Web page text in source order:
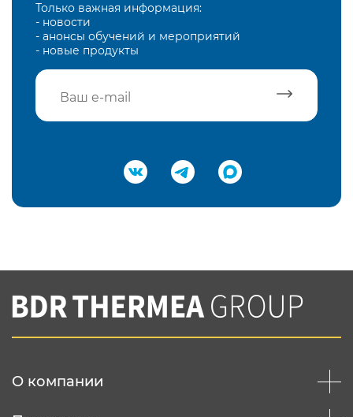
Только важная информация:
- новости
- анонсы обучений и мероприятий
- новые продукты
Подтвердить e-mail
Вы соглашаетесь с нашей политикой
конфеденциальности
О компании